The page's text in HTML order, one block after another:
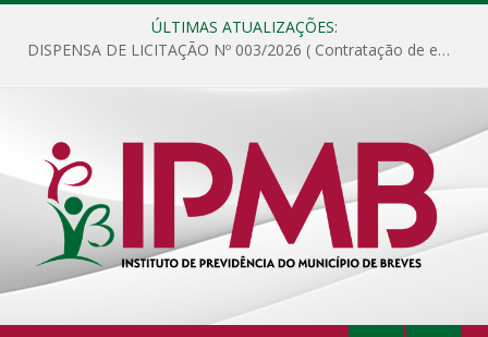
ÚLTIMAS ATUALIZAÇÕES:
DISPENSA DE LICITAÇÃO Nº 003/2026 ( Contratação de empresa para fornecimento de gêneros alimentícios não perecíveis, materiais de expediente, descartáveis, copa e cozinha, para análise e posterior publicação.)